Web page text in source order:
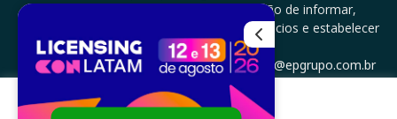
licenciamento e zero a três com a missão de informar,
documentar, proporcionar encontro de negócios e estabelecer
parcerias.
CONTATO: +5511994513097 - atendimento@epgrupo.com.br